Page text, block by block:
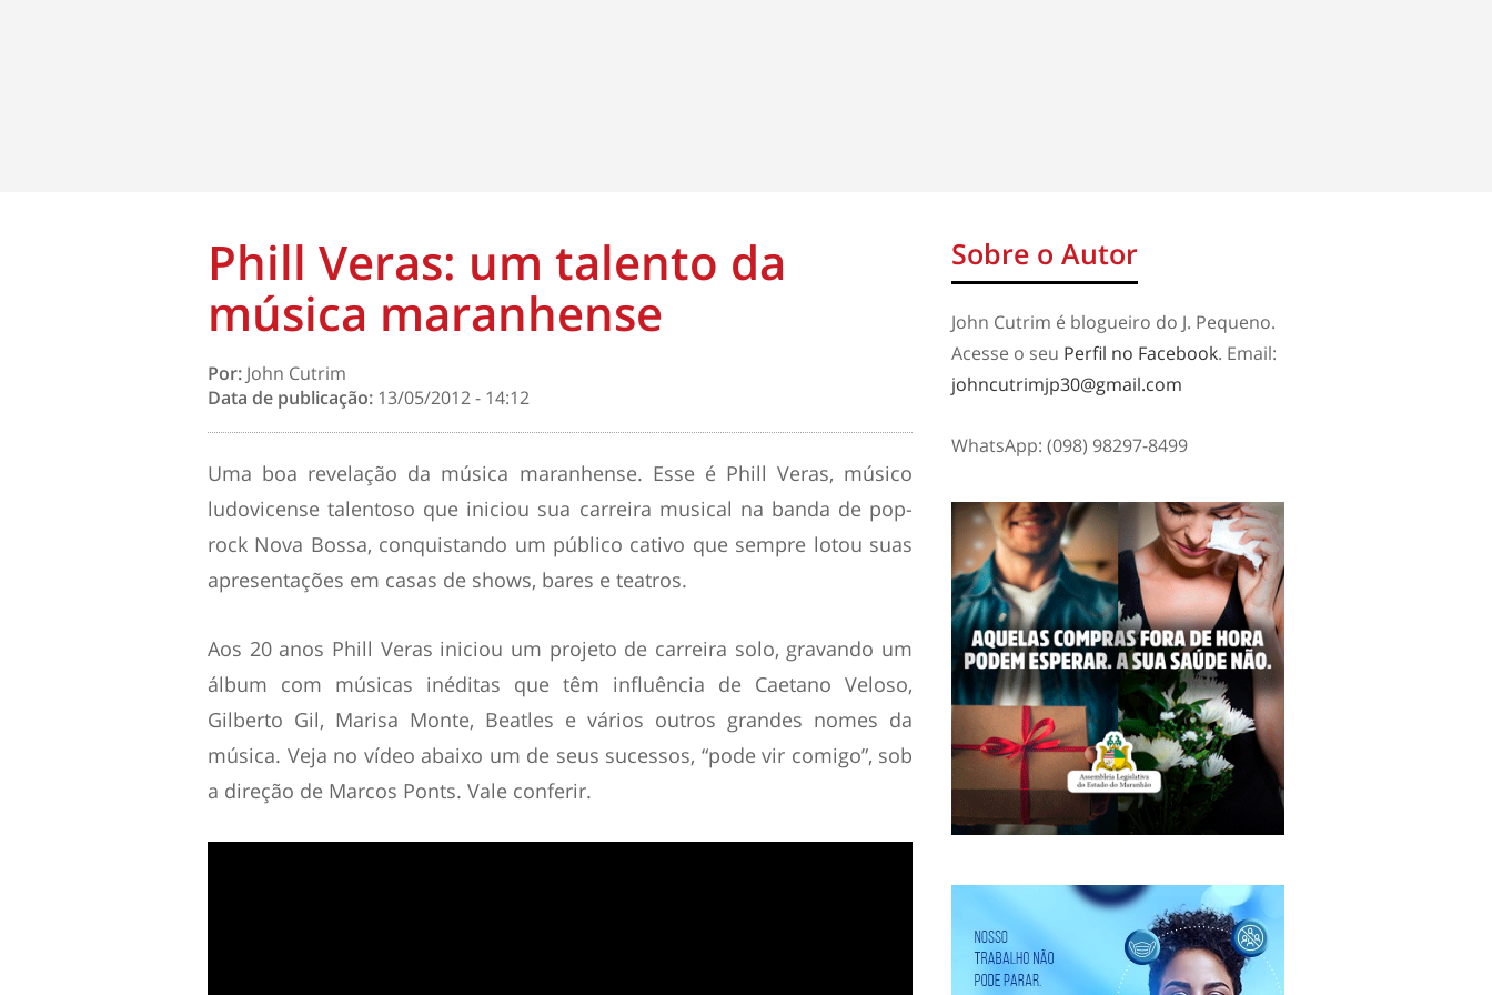
Phill Veras: um talento da
música maranhense
Por: John Cutrim
Data de publicação: 13/05/2012 - 14:12
Uma boa revelação da música maranhense. Esse é Phill Veras, músico
ludovicense talentoso que iniciou sua carreira musical na banda de pop-
rock Nova Bossa, conquistando um público cativo que sempre lotou suas
apresentações em casas de shows, bares e teatros.
Aos 20 anos Phill Veras iniciou um projeto de carreira solo, gravando um
álbum com músicas inéditas que têm influência de Caetano Veloso,
Gilberto Gil, Marisa Monte, Beatles e vários outros grandes nomes da
música. Veja no vídeo abaixo um de seus sucessos, “pode vir comigo”, sob
a direção de Marcos Ponts. Vale conferir.
Sobre o Autor
John Cutrim é blogueiro do J. Pequeno.
Acesse o seu Perfil no Facebook. Email:
johncutrimjp30@gmail.com
WhatsApp: (098) 98297-8499